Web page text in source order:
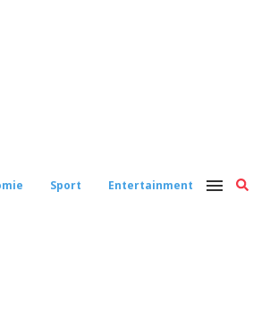
Sport Entertainment